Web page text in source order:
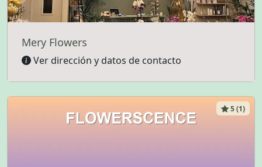
Mery Flowers
Ver dirección y datos de contacto
5 (1)